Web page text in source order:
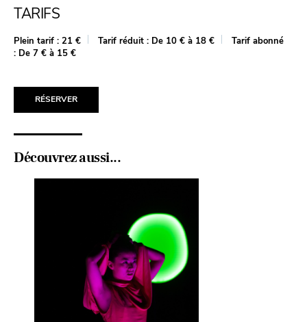
TARIFS
Plein tarif : 21 € Tarif réduit : De 10 € à 18 €
Tarif abonné
: De 7 € à 15 €
RÉSERVER
Découvrez aussi...